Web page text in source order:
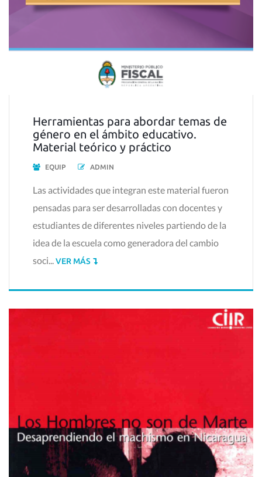
Herramientas para abordar temas de
género en el ámbito educativo.
Material teórico y práctico
EQUIP ADMIN
Las actividades que integran este material fueron
pensadas para ser desarrolladas con docentes y
estudiantes de diferentes niveles partiendo de la
idea de la escuela como generadora del cambio
soci...VER MÁS